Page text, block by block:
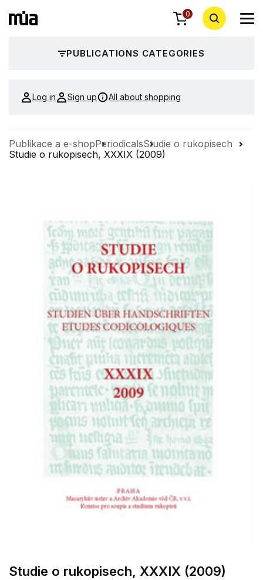
0
PUBLICATIONS CATEGORIES
Log in Sign up All about shopping
Publikace a e-shopPeriodicalsStudie o rukopisech
Studie o rukopisech, XXXIX (2009)
Studie o rukopisech, XXXIX (2009)